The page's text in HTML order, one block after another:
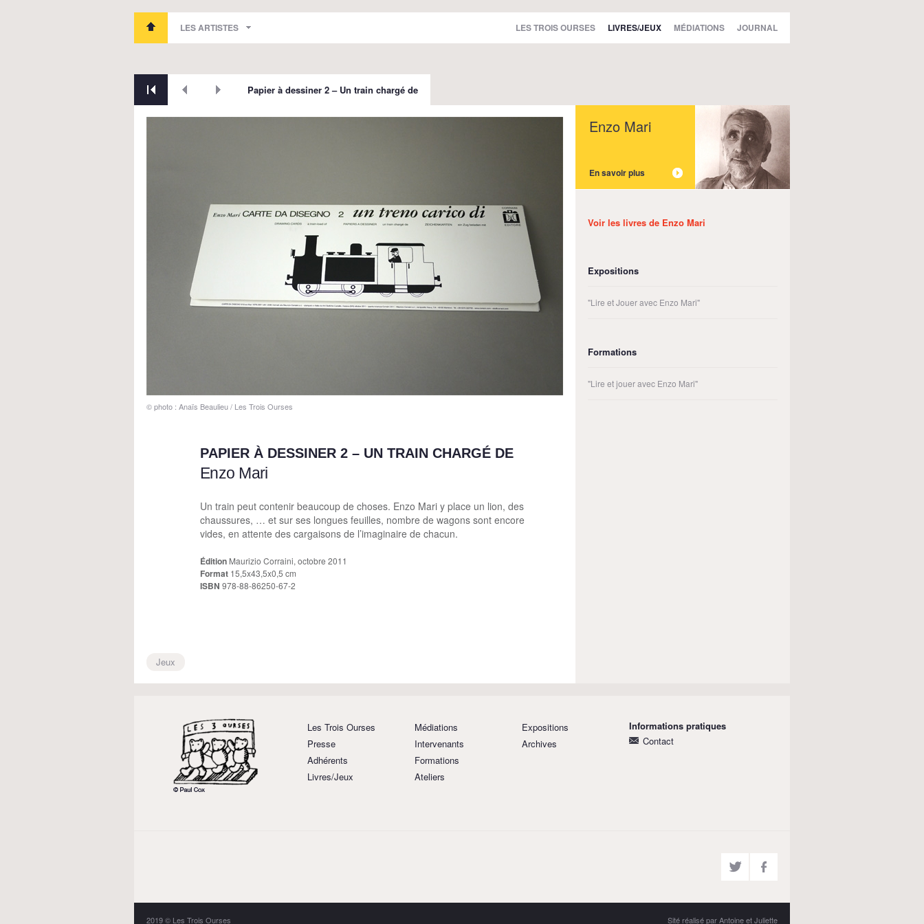
LES ARTISTES LES TROIS OURSES LIVRES/JEUX MÉDIATIONS JOURNAL
Papier à dessiner 2 – Un train chargé de
© photo : Anaïs Beaulieu / Les Trois Ourses
PAPIER À DESSINER 2 – UN TRAIN CHARGÉ DE
Enzo Mari
Un train peut contenir beaucoup de choses. Enzo Mari y place un lion, des
chaussures, … et sur ses longues feuilles, nombre de wagons sont encore
vides, en attente des cargaisons de l’imaginaire de chacun.
Édition Maurizio Corraini, octobre 2011
Format 15,5x43,5x0,5 cm
ISBN 978-88-86250-67-2
Jeux
Enzo Mari
En savoir plus
Voir les livres de Enzo Mari
Expositions
"Lire et Jouer avec Enzo Mari"
Formations
"Lire et jouer avec Enzo Mari"
Les Trois Ourses
Presse
Adhérents
Livres/Jeux
Médiations
Intervenants
Formations
Ateliers
Expositions
Archives
Informations pratiques
Contact
2019 © Les Trois Ourses Sité réalisé par Antoine et Juliette